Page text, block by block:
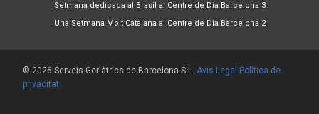
Setmana dedicada al Brasil al Centre de Dia Barcelona 3
Una Setmana Molt Catalana al Centre de Dia Barcelona 2
© 2026 Serveis Geriàtrics de Barcelona S.L. Avis Legal
Política de
privacitat